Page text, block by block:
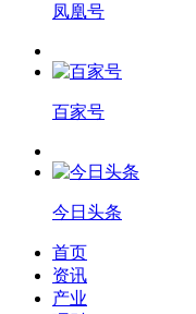
凤凰号
百家号
今日头条
首页
资讯
产业